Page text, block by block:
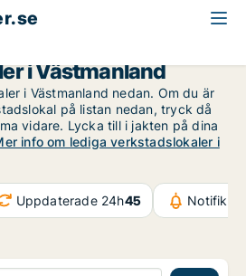
i Västmanland
i Västmanland nedan. Om du är
på listan nedan, tryck då
vidare. Lycka till i jakten på dina
info om lediga verkstadslokaler i
Uppdaterade 24h45